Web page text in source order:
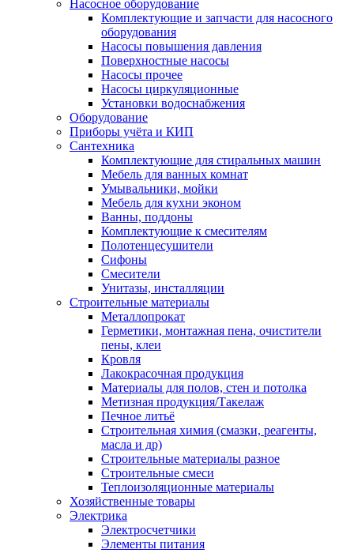
Насосное оборудование
Комплектующие и запчасти для насосного
оборудования
Насосы повышения давления
Поверхностные насосы
Насосы прочее
Насосы циркуляционные
Установки водоснабжения
Оборудование
Приборы учёта и КИП
Сантехника
Комплектующие для стиральных машин
Мебель для ванных комнат
Умывальники, мойки
Мебель для кухни эконом
Ванны, поддоны
Комплектующие к смесителям
Полотенцесушители
Сифоны
Смесители
Унитазы, инсталляции
Строительные материалы
Металлопрокат
Герметики, монтажная пена, очистители
пены, клеи
Кровля
Лакокрасочная продукция
Материалы для полов, стен и потолка
Метизная продукция/Такелаж
Печное литьё
Строительная химия (смазки, реагенты,
масла и др)
Строительные материалы разное
Строительные смеси
Теплоизоляционные материалы
Хозяйственные товары
Электрика
Электросчетчики
Элементы питания